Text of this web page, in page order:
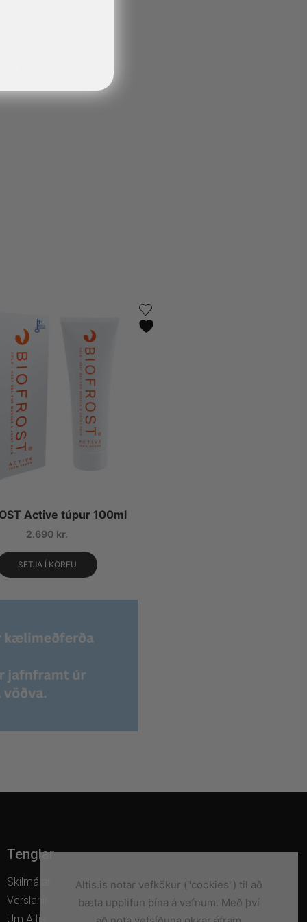
Active túpur 100ml
2.690 kr.
SETJA Í KÖRFU
Tenglar
Skilmálar
Verslanir
Um Altis
Altis.is notar vefkökur ("cookies") til að
bæta upplifun þína á vefnum. Með því